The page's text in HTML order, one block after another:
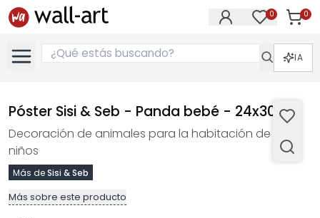
0 0
IA
Póster Sisi & Seb - Panda bebé - 24x30 cm
Decoración de animales para la habitación de los
niños
Más deSisi & Seb
Más sobre este producto